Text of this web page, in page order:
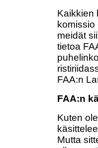
Kaikkien
meidät
tietoa
FAA:n
FAA:n
Kuten
Mutta